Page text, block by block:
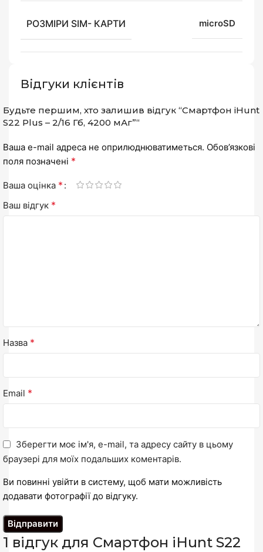
РОЗМІРИ SIM- КАРТИ microSD
Відгуки клієнтів
1 відгук для Смартфон iHunt S22
Будьте першим, хто залишив відгук “Смартфон iHunt
S22 Plus – 2/16 Гб, 4200 мАг”“
Ваша e-mail адреса не оприлюднюватиметься. Обов’язкові
поля позначені *
Ваша оцінка *
Ваш відгук *
Назва *
Email *
Зберегти моє ім'я, e-mail, та адресу сайту в цьому
браузері для моїх подальших коментарів.
Ви повинні увійти в систему, щоб мати можливість
додавати фотографії до відгуку.